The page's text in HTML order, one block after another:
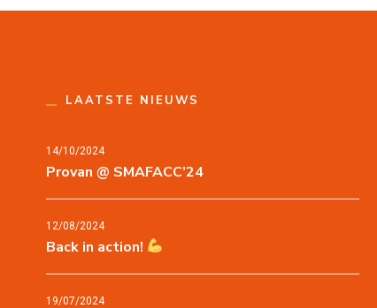
LAATSTE NIEUWS
Provan @ SMAFACC’24
14/10/2024
Back in action!
12/08/2024
19/07/2024